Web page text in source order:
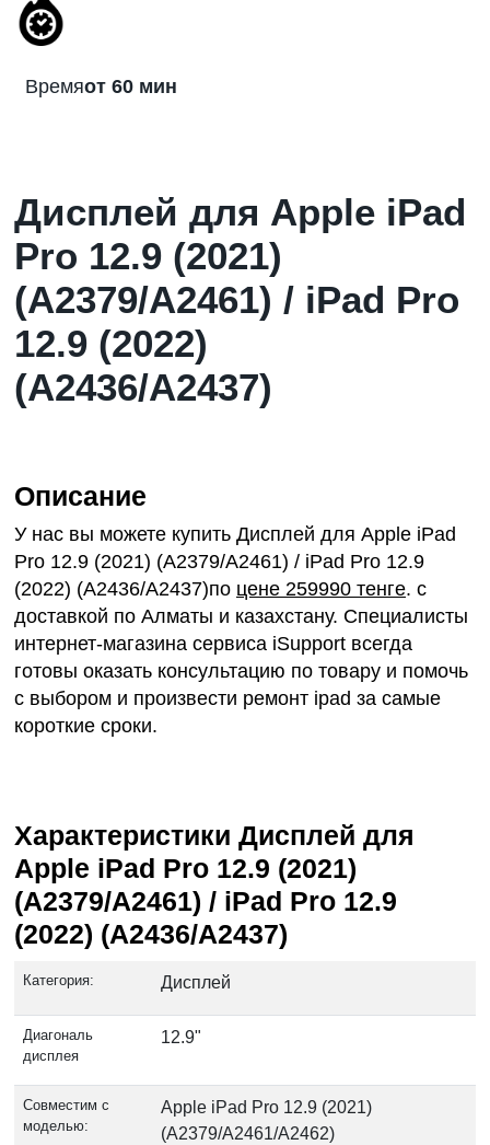
Времяот 60 мин
Дисплей для Apple iPad
Pro 12.9 (2021)
(A2379/A2461) / iPad Pro
12.9 (2022)
(A2436/A2437)
Описание
У нас вы можете купить Дисплей для Apple iPad
Pro 12.9 (2021) (A2379/A2461) / iPad Pro 12.9
(2022) (A2436/A2437)по цене 259990 тенге. с
доставкой по Алматы и казахстану. Специалисты
интернет-магазина сервиса iSupport всегда
готовы оказать консультацию по товару и помочь
с выбором и произвести ремонт ipad за самые
короткие сроки.
Характеристики Дисплей для
Apple iPad Pro 12.9 (2021)
(A2379/A2461) / iPad Pro 12.9
(2022) (A2436/A2437)
Категория: Дисплей
Диагональ
дисплея
12.9"
Совместим с
моделью:
Apple iPad Pro 12.9 (2021)
(A2379/A2461/A2462)